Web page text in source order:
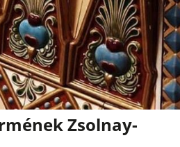
Zsolnay-